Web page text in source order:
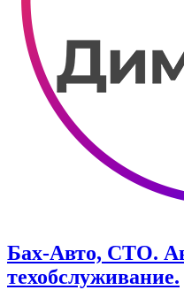
Бах-Авто, СТО.
техобслуживание.